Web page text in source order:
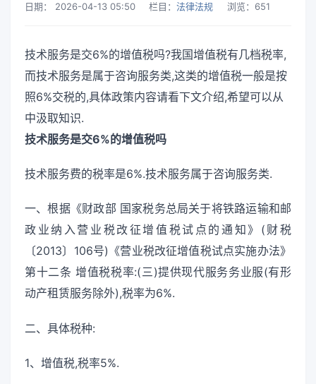
日期： 2026-04-13 05:50 栏目： 法律法规 浏览： 651
技术服务是交6%的增值税吗?我国增值税有几档税率,
而技术服务是属于咨询服务类,这类的增值税一般是按
照6%交税的,具体政策内容请看下文介绍,希望可以从
中汲取知识.
技术服务是交6%的增值税吗
技术服务费的税率是6%.技术服务属于咨询服务类.
一、根据《财政部 国家税务总局关于将铁路运输和邮
政业纳入营业税改征增值税试点的通知》(财税
〔2013〕106号)《营业税改征增值税试点实施办法》
第十二条 增值税税率:(三)提供现代服务务业服(有形
动产租赁服务除外),税率为6%.
二、具体税种:
1、增值税,税率5%.